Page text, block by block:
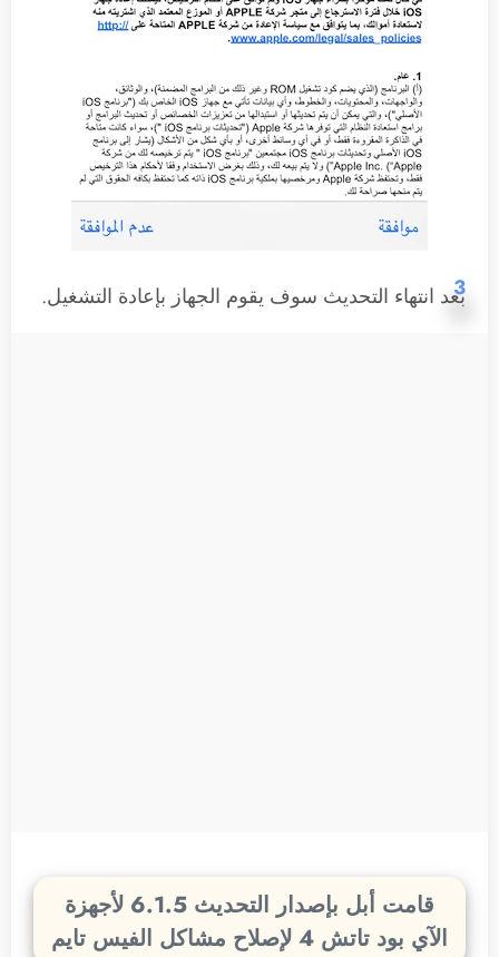
3
بعد انتهاء التحديث سوف يقوم الجهاز بإعادة التشغيل.
قامت أبل بإصدار التحديث 6.1.5 لأجهزة
الآي بود تاتش 4 لإصلاح مشاكل الفيس تايم